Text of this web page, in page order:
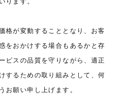
格が変動することとなり、お客
をおかけする場合もあるかと存
ビスの品質を守りながら、適正
するための取り組みとして、何
お願い申し上げます。